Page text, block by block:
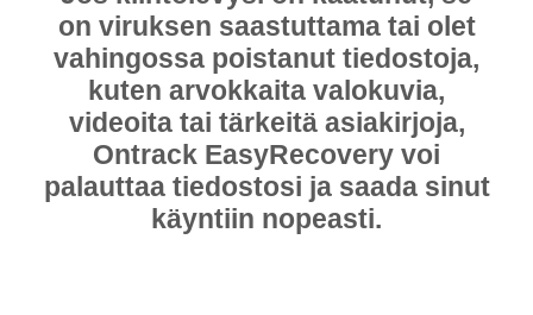
on viruksen saastuttama tai olet
vahingossa poistanut tiedostoja,
kuten arvokkaita valokuvia,
videoita tai tärkeitä asiakirjoja,
Ontrack EasyRecovery voi
palauttaa tiedostosi ja saada sinut
käyntiin nopeasti.